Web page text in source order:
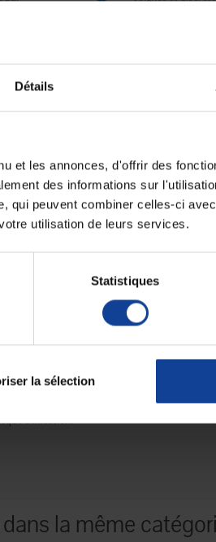
Détails
et les annonces, d'offrir des
des informations sur
qui peuvent combiner celles-ci
utilisation de leurs services.
Statistiques
la sélection
chocs.
d’infection.
Fiche
Unité de
type (emballage)
la même